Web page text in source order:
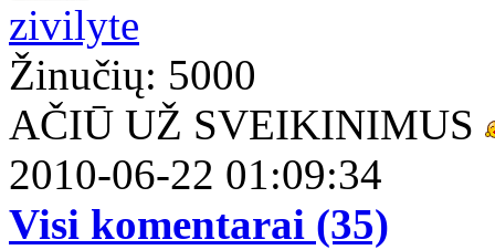
zivilyte
Žinučių: 5000
AČIŪ UŽ SVEIKINIMUS
2010-06-22 01:09:34
Visi komentarai (35)